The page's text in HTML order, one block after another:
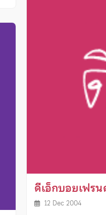
ดีเอ็กบอยเฟร
12 Dec 2004